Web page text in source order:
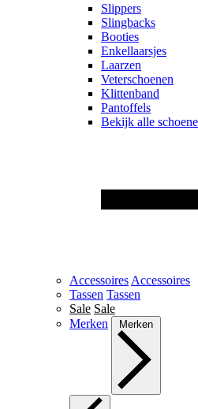
Slippers
Slingbacks
Booties
Enkellaarsjes
Laarzen
Veterschoenen
Klittenband
Pantoffels
Bekijk alle
Accessoires Accessoires
Tassen Tassen
Sale Sale
Merken
Merken